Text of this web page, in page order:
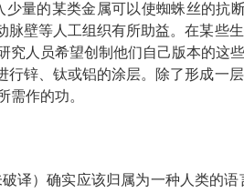
量的某类金属可以使蜘蛛丝的抗
壁等人工组织有所助益。在某些
人员希望创制他们自己版本的这
锌、钛或铝的涂层。除了形成一
需作的功。
译）确实应该归属为一种人类的